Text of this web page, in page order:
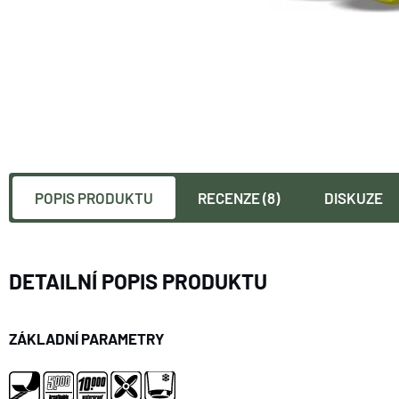
POPIS PRODUKTU RECENZE (8) DISKUZE
DETAILNÍ POPIS PRODUKTU
ZÁKLADNÍ PARAMETRY